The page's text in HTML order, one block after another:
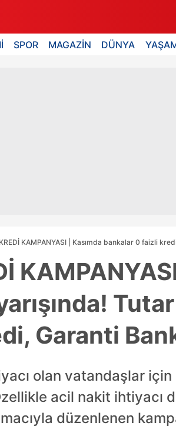
SPOR MAGAZİN DÜNYA
KAMPANYASI | Kasımda bankalar 0 faizli
Garanti
olan vatandaşlar
acil nakit
düzenlenen